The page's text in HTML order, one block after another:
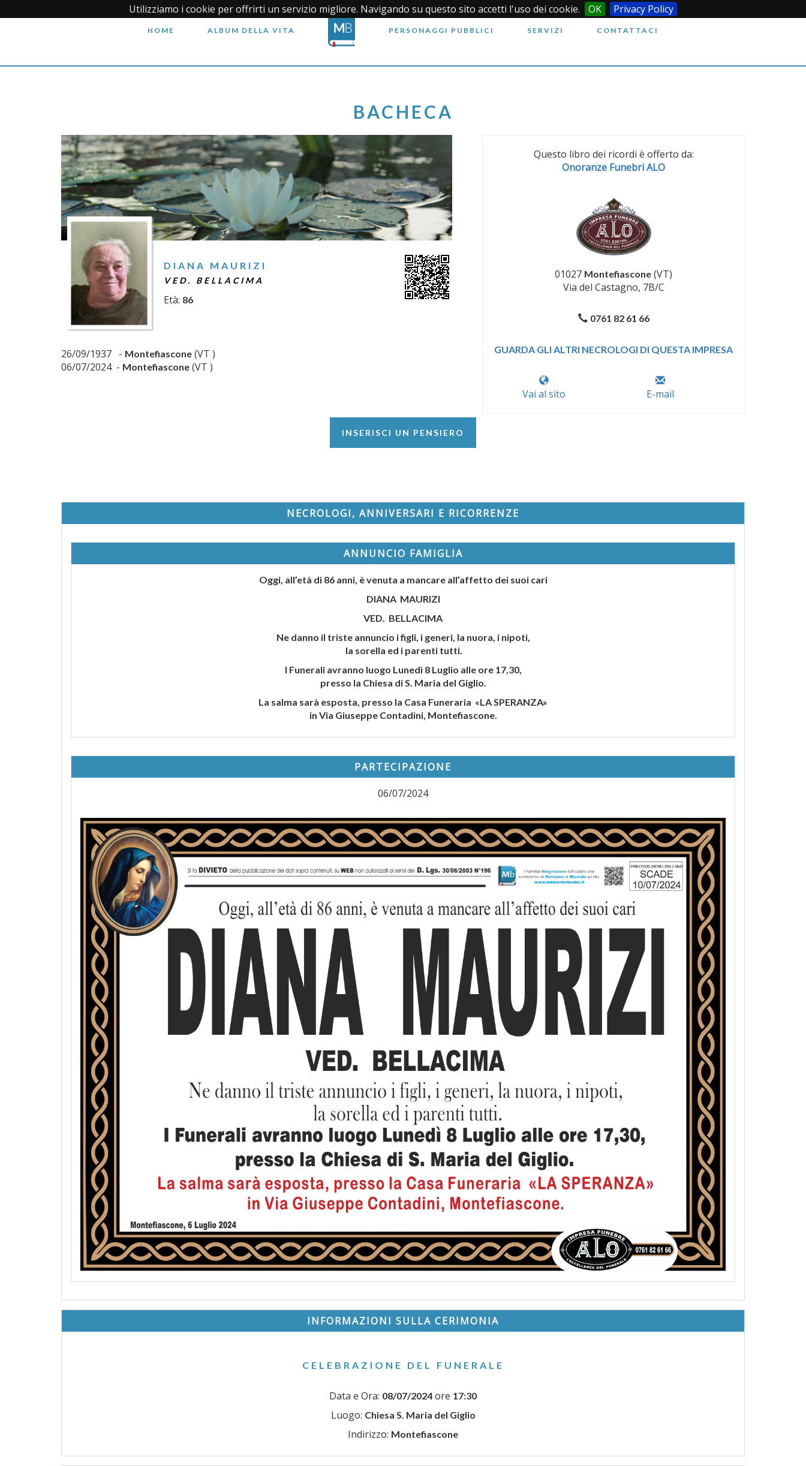
Utilizziamo i cookie per offrirti un servizio migliore. Navigando su questo sito accetti l'uso dei cookie. OK Privacy Policy
HOME ALBUM DELLA VITA PERSONAGGI PUBBLICI SERVIZI CONTATTACI
BACHECA
DIANA MAURIZI
VED. BELLACIMA
Età: 86
26/09/1937 - Montefiascone (VT )
06/07/2024 - Montefiascone (VT )
Questo libro dei ricordi è offerto da:
Onoranze Funebri ALO
01027 Montefiascone (VT)
Via del Castagno, 7B/C
0761 82 61 66
GUARDA GLI ALTRI NECROLOGI DI QUESTA IMPRESA
Vai al sito E-mail
INSERISCI UN PENSIERO
NECROLOGI, ANNIVERSARI E RICORRENZE
ANNUNCIO FAMIGLIA
Oggi, all’età di 86 anni, è venuta a mancare all’affetto dei suoi cari
DIANA MAURIZI
VED. BELLACIMA
Ne danno il triste annuncio i figli, i generi, la nuora, i nipoti,
la sorella ed i parenti tutti.
I Funerali avranno luogo Lunedì 8 Luglio alle ore 17,30,
presso la Chiesa di S. Maria del Giglio.
La salma sarà esposta, presso la Casa Funeraria «LA SPERANZA»
in Via Giuseppe Contadini, Montefiascone.
PARTECIPAZIONE
06/07/2024
INFORMAZIONI SULLA CERIMONIA
CELEBRAZIONE DEL FUNERALE
Data e Ora: 08/07/2024 ore 17:30
Luogo: Chiesa S. Maria del Giglio
Indirizzo: Montefiascone